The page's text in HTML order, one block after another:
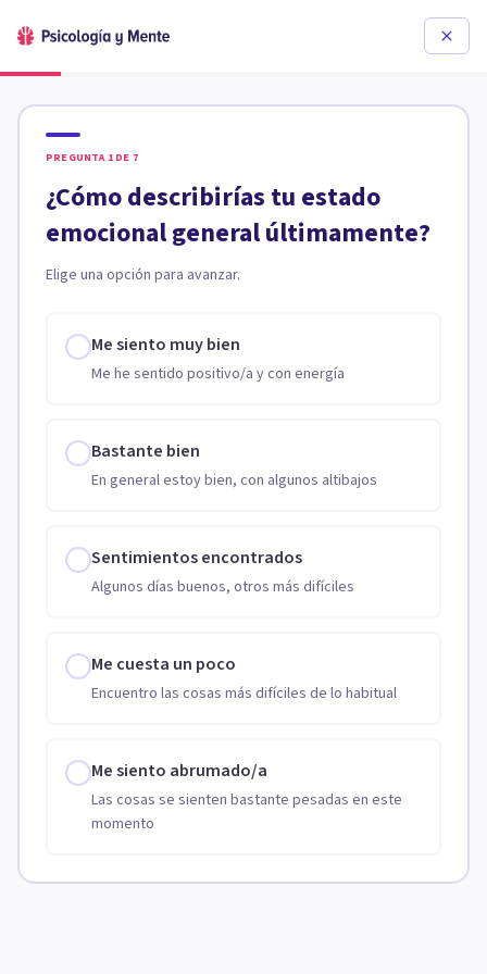
PREGUNTA 1 DE 7
¿Cómo describirías tu estado
emocional general últimamente?
Elige una opción para avanzar.
Me siento muy bien
Me he sentido positivo/a y con energía
Bastante bien
En general estoy bien, con algunos altibajos
Sentimientos encontrados
Algunos días buenos, otros más difíciles
Me cuesta un poco
Encuentro las cosas más difíciles de lo habitual
Me siento abrumado/a
Las cosas se sienten bastante pesadas en este
momento